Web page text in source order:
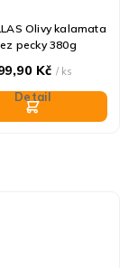
Olivy kalamata
pecky 380g
Kč/ ks
Detail